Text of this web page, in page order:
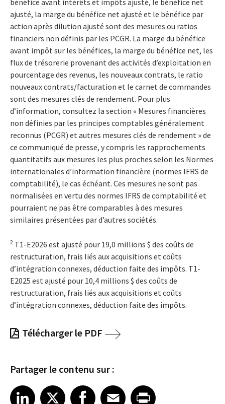
bénéfice avant intérêts et impôts ajusté, le bénéfice net
ajusté, la marge du bénéfice net ajusté et le bénéfice par
action après dilution ajusté sont des mesures ou ratios
financiers non définis par les PCGR. La marge du bénéfice
avant impôt sur les bénéfices, la marge du bénéfice net, les
flux de trésorerie provenant des activités d’exploitation en
pourcentage des revenus, les nouveaux contrats, le ratio
nouveaux contrats/facturation et le carnet de commandes
sont des mesures clés de rendement. Pour plus
d’information, consultez la section « Mesures financières
non définies par les principes comptables généralement
reconnus (PCGR) et autres mesures clés de rendement » de
ce communiqué de presse, y compris les rapprochements
quantitatifs aux mesures les plus proches selon les Normes
internationales d’information financière (normes IFRS de
comptabilité), le cas échéant. Ces mesures ne sont pas
normalisées en vertu des normes IFRS de comptabilité et
pourraient ne pas être comparables à des mesures
similaires présentées par d’autres sociétés.
2 T1-E2026 est ajusté pour 19,0 millions $ des coûts de
restructuration, frais liés aux acquisitions et coûts
d’intégration connexes, déduction faite des impôts. T1-
E2025 est ajusté pour 10,4 millions $ des coûts de
restructuration, frais liés aux acquisitions et coûts
d’intégration connexes, déduction faite des impôts.
Télécharger le PDF
Partager le contenu sur :
Share article on LinkedIn
LinkedIn
Share article on XShare article on Facebook
Facebook
Share article on Email
EmailShare article on Print